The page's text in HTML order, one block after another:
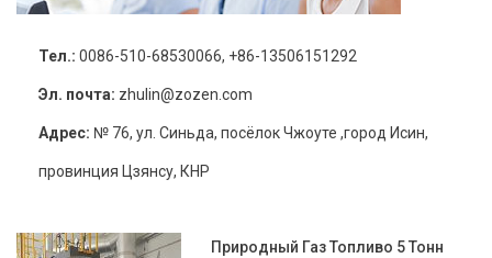
Тел.: 0086-510-68530066, +86-13506151292
Эл. почта: zhulin@zozen.com
Адрес: № 76, ул. Синьда, посёлок Чжоуте ,город Исин,
провинция Цзянсу, КНР
Природный Газ Топливо 5 Тонн